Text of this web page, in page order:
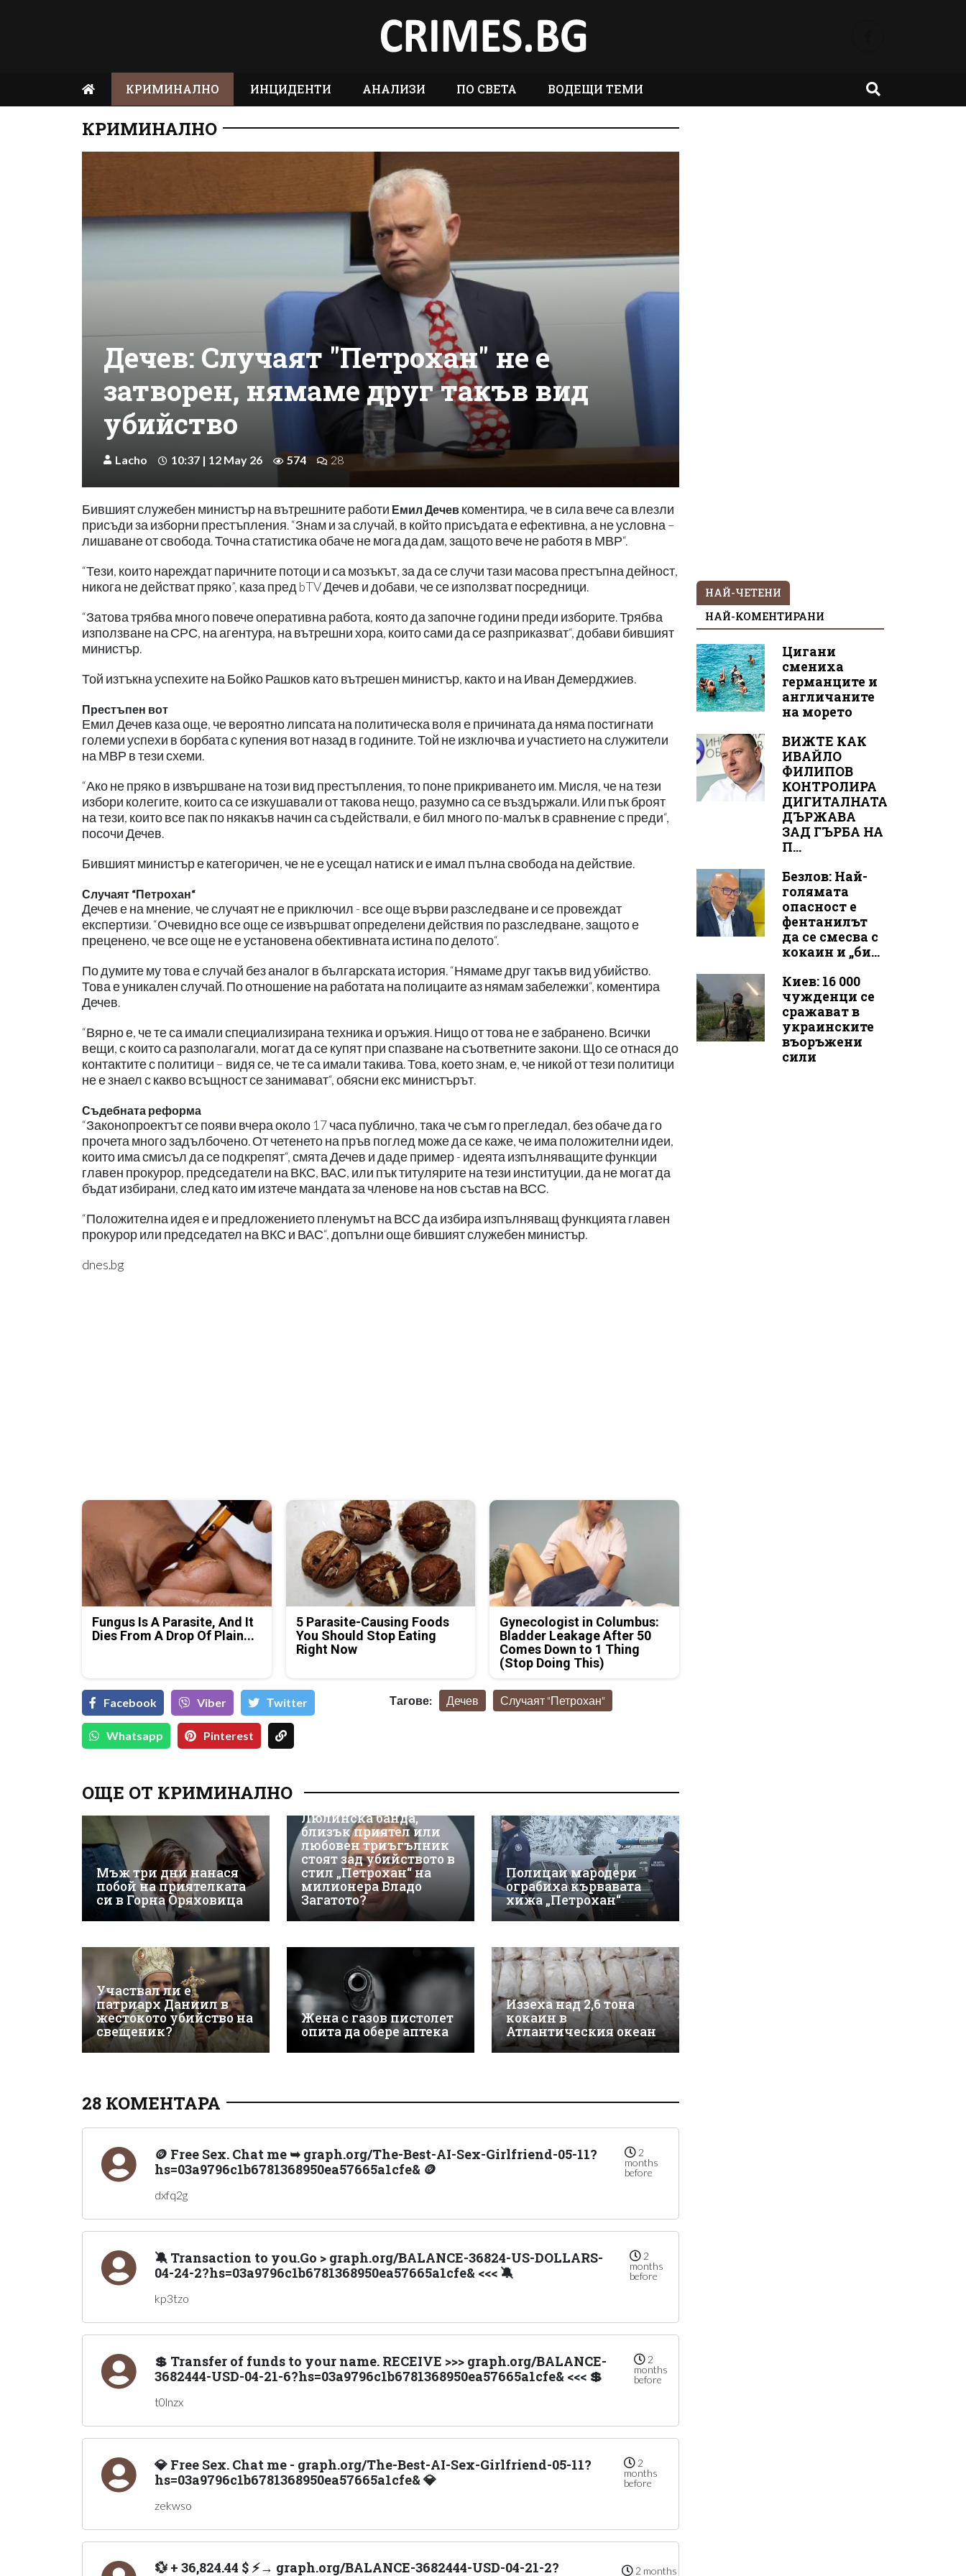
КРИМИНАЛНО ИНЦИДЕНТИ АНАЛИЗИ ПО СВЕТА ВОДЕЩИ ТЕМИ
КРИМИНАЛНО
Дечев: Случаят "Петрохан" не е
затворен, нямаме друг такъв вид
убийство
Lacho 10:37 | 12 May 26 574 28
Бившият служебен министър на вътрешните работи Емил Дечев коментира, че в сила вече са влезли
присъди за изборни престъпления. “Знам и за случай, в който присъдата е ефективна, а не условна –
лишаване от свобода. Точна статистика обаче не мога да дам, защото вече не работя в МВР“.
“Тези, които нареждат паричните потоци и са мозъкът, за да се случи тази масова престъпна дейност,
никога не действат пряко”, каза пред bTV Дечев и добави, че се използват посредници.
“Затова трябва много повече оперативна работа, която да започне години преди изборите. Трябва
използване на СРС, на агентура, на вътрешни хора, които сами да се разприказват“, добави бившият
министър.
Той изтъкна успехите на Бойко Рашков като вътрешен министър, както и на Иван Демерджиев.
Престъпен вот
Емил Дечев каза още, че вероятно липсата на политическа воля е причината да няма постигнати
големи успехи в борбата с купения вот назад в годините. Той не изключва и участието на служители
на МВР в тези схеми.
“Ако не пряко в извършване на този вид престъпления, то поне прикриването им. Мисля, че на тези
избори колегите, които са се изкушавали от такова нещо, разумно са се въздържали. Или пък броят
на тези, които все пак по някакъв начин са съдействали, е бил много по-малък в сравнение с преди“,
посочи Дечев.
Бившият министър е категоричен, че не е усещал натиск и е имал пълна свобода на действие.
Случаят “Петрохан“
Дечев е на мнение, че случаят не е приключил - все още върви разследване и се провеждат
експертизи. “Очевидно все още се извършват определени действия по разследване, защото е
преценено, че все още не е установена обективната истина по делото“.
По думите му това е случай без аналог в българската история. “Нямаме друг такъв вид убийство.
Това е уникален случай. По отношение на работата на полицаите аз нямам забележки“, коментира
Дечев.
“Вярно е, че те са имали специализирана техника и оръжия. Нищо от това не е забранено. Всички
вещи, с които са разполагали, могат да се купят при спазване на съответните закони. Що се отнася до
контактите с политици – видя се, че те са имали такива. Това, което знам, е, че никой от тези политици
не е знаел с какво всъщност се занимават“, обясни екс министърът.
Съдебната реформа
“Законопроектът се появи вчера около 17 часа публично, така че съм го прегледал, без обаче да го
прочета много задълбочено. От четенето на пръв поглед може да се каже, че има положителни идеи,
които има смисъл да се подкрепят“, смята Дечев и даде пример - идеята изпълняващите функции
главен прокурор, председатели на ВКС, ВАС, или пък титулярите на тези институции, да не могат да
бъдат избирани, след като им изтече мандата за членове на нов състав на ВСС.
“Положителна идея е и предложението пленумът на ВСС да избира изпълняващ функцията главен
прокурор или председател на ВКС и ВАС“, допълни още бившият служебен министър.
dnes.bg
Fungus Is A Parasite, And It
Dies From A Drop Of Plain...
5 Parasite-Causing Foods
You Should Stop Eating
Right Now
Gynecologist in Columbus:
Bladder Leakage After 50
Comes Down to 1 Thing
(Stop Doing This)
Facebook Viber Тwitter
Whatsapp Pinterest
Тагове: Дечев Случаят "Петрохан"
ОЩЕ ОТ КРИМИНАЛНО
Мъж три дни нанася
побой на приятелката
си в Горна Оряховица
Люлинска банда,
близък приятел или
любовен триъгълник
стоят зад убийството в
стил „Петрохан“ на
милионера Владо
Загатото?
Полицаи мародери
ограбиха кървавата
хижа „Петрохан“
Участвал ли е
патриарх Даниил в
жестокото убийство на
свещеник?
Жена с газов пистолет
опита да обере аптека
Иззеха над 2,6 тона
кокаин в
Атлантическия океан
28 КОМЕНТАРА
🪙 Free Sex. Chat me ➥ graph.org/The-Best-AI-Sex-Girlfriend-05-11?
hs=03a9796c1b6781368950ea57665a1cfe& 🪙
2
months
before
dxfq2g
🔕 Transaction to you.Go > graph.org/BALANCE-36824-US-DOLLARS-
04-24-2?hs=03a9796c1b6781368950ea57665a1cfe& <<< 🔕
2
months
before
kp3tzo
💲 Transfer of funds to your name. RECEIVE >>> graph.org/BALANCE-
3682444-USD-04-21-6?hs=03a9796c1b6781368950ea57665a1cfe& <<< 💲
2
months
before
t0lnzx
💎 Free Sex. Chat me - graph.org/The-Best-AI-Sex-Girlfriend-05-11?
hs=03a9796c1b6781368950ea57665a1cfe& 💎
2
months
before
zekwso
💱 + 36,824.44 $ ⚡→ graph.org/BALANCE-3682444-USD-04-21-2?
2 months
НАЙ-ЧЕТЕНИ
НАЙ-КОМЕНТИРАНИ
Цигани
смениха
германците и
англичаните
на морето
ВИЖТЕ КАК
ИВАЙЛО
ФИЛИПОВ
КОНТРОЛИРА
ДИГИТАЛНАТА
ДЪРЖАВА
ЗАД ГЪРБА НА
П...
Безлов: Най-
голямата
опасност е
фентанилът
да се смесва с
кокаин и „би...
Киев: 16 000
чужденци се
сражават в
украинските
въоръжени
сили